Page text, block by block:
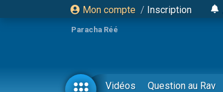
Mon compte / Inscription
Paracha Réé
Vidéos Question au Rav